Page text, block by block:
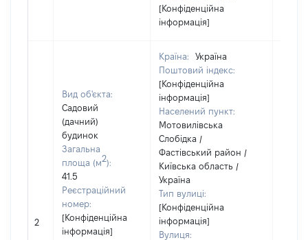
[Конфіденційна
інформація]
2
Вид об'єкта:
Садовий
(дачний)
будинок
Загальна
площа (м2):
41.5
Реєстраційний
номер:
[Конфіденційна
інформація]
Країна:
Україна
Поштовий індекс:
[Конфіденційна
інформація]
Населений пункт:
Мотовилівська
Слобідка /
Фастівський район /
Київська область /
Україна
Тип вулиці:
[Конфіденційна
інформація]
Вулиця: